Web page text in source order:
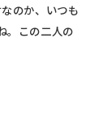
のか、いつも
。この二人の